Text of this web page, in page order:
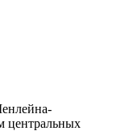
центральных